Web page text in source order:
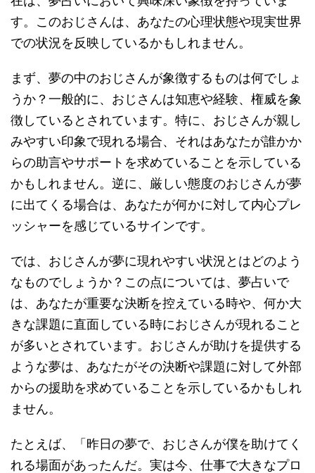
す。このおじさんは、あなたの心理状態や現実世界
での状況を反映しているかもしれません。
まず、夢の中のおじさんが象徴するものは何でしょ
うか？一般的に、おじさんは知恵や経験、権威を象
徴しているとされています。特に、おじさんが親し
みやすい印象で現れる場合、それはあなたが誰かか
らの助言やサポートを求めていることを示している
かもしれません。逆に、厳しい態度のおじさんが夢
に出てくる場合は、あなたが何かに対して内心プレ
ッシャーを感じているサインです。
では、おじさんが夢に現れやすい状況とはどのよう
なものでしょうか？この点については、夢占いで
は、あなたが重要な決断を控えている時や、何か大
きな課題に直面している時におじさんが現れること
が多いとされています。おじさんが助けを提供する
ような夢は、あなたがその決断や課題に対して外部
からの援助を求めていることを示しているかもしれ
ません。
たとえば、「昨日の夢で、おじさんが僕を助けてく
れる場面があったんだ。実は今、仕事で大きなプロ